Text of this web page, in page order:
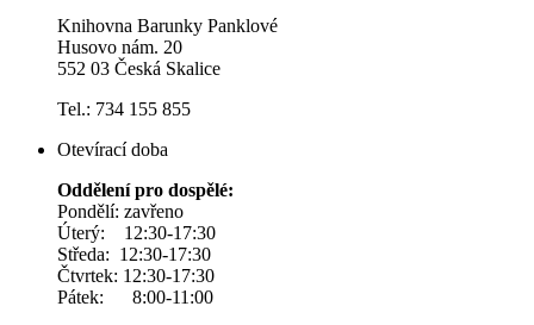
Knihovna Barunky Panklové
Husovo nám. 20
552 03 Česká Skalice
Tel.: 734 155 855
Otevírací doba
Oddělení pro dospělé:
Pondělí: zavřeno
Úterý: 12:30-17:30
Středa: 12:30-17:30
Čtvrtek: 12:30-17:30
Pátek: 8:00-11:00